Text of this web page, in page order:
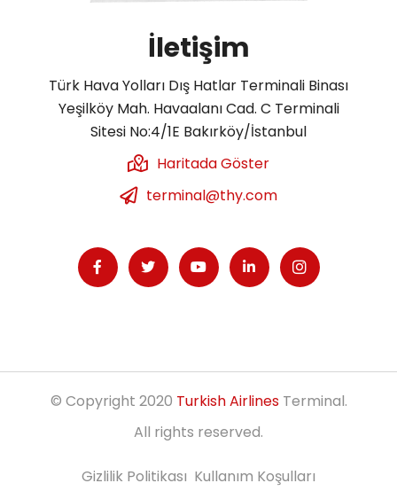
İletişim
Türk Hava Yolları Dış Hatlar Terminali Binası
Yeşilköy Mah. Havaalanı Cad. C Terminali
Sitesi No:4/1E Bakırköy/İstanbul
Haritada Göster
terminal@thy.com
© Copyright 2020 Turkish AirlinesTerminal.
All rights reserved.
Gizlilik Politikası Kullanım Koşulları